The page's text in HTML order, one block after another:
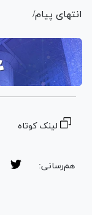
انتهای پیام/
لینک کوتاه
هم‌رسانی: